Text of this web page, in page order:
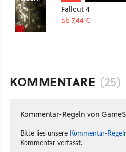
Fallout 4
ab 7,44 €
KOMMENTARE (25)
Kommentar-Regeln von
Bitte lies unsere Kommentar-
Kommentar verfasst.